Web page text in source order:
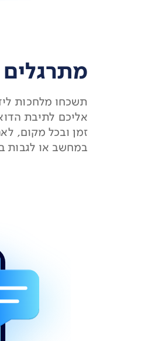
מתרגלים
תשכחו מלחכות
אליכם לתיבת
זמן ובכל מקום,
במחשב או לגבות